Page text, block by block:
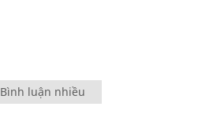
Bình luận nhiều